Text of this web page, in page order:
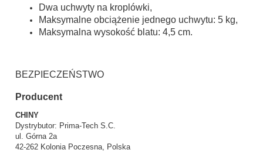
Dwa uchwyty na kroplówki,
Maksymalne obciążenie jednego uchwytu: 5 kg,
Maksymalna wysokość blatu: 4,5 cm.
BEZPIECZEŃSTWO
Producent
CHINY
Dystrybutor: Prima-Tech S.C.
ul. Górna 2a
42-262 Kolonia Poczesna, Polska